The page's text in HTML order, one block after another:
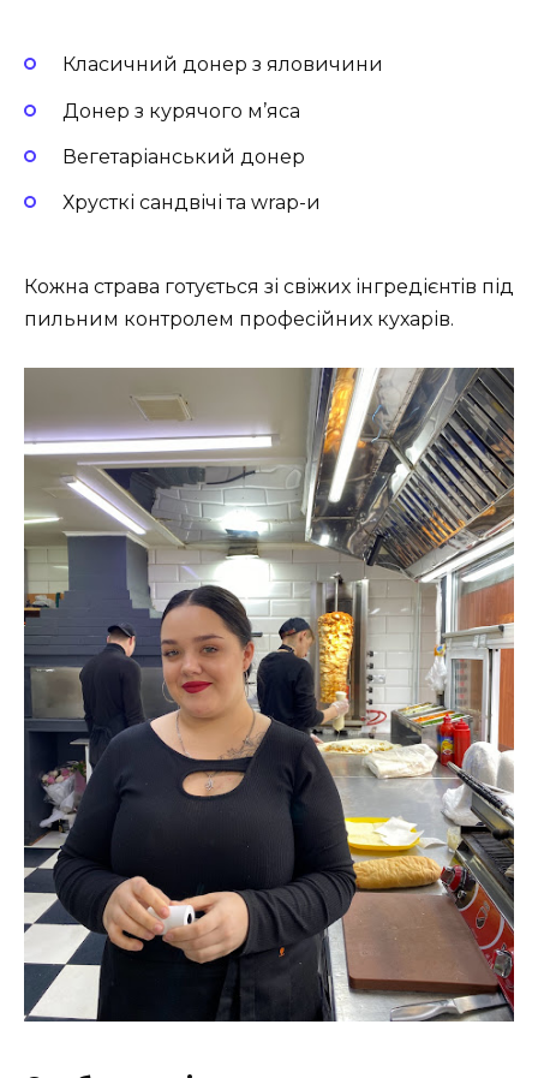
Класичний донер з яловичини
Донер з курячого м’яса
Вегетаріанський донер
Хрусткі сандвічі та wrap-и
Кожна страва готується зі свіжих інгредієнтів під
пильним контролем професійних кухарів.